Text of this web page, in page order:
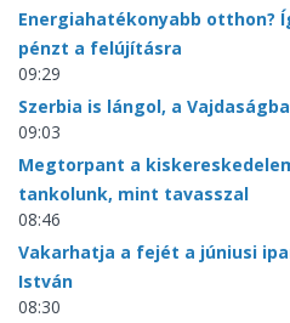
Energiahatékonyabb otthon?
pénzt a felújításra
09:29
Szerbia is lángol, a
09:03
Megtorpant a
tankolunk, mint tavasszal
08:46
Vakarhatja a fejét a júniusi
István
08:30